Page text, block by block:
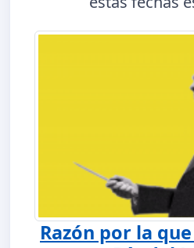
Razón por la